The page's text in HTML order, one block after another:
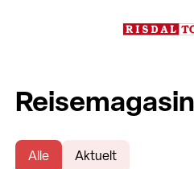
Alle Aktuelt